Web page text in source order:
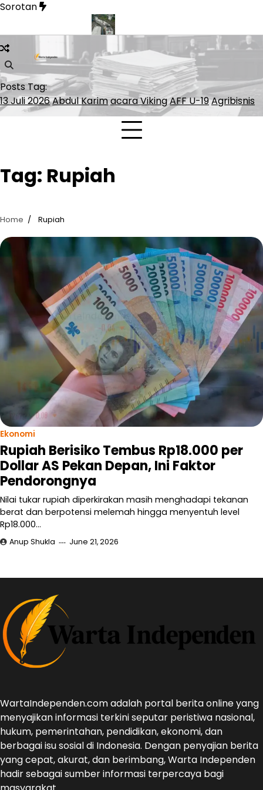
Skip
content
Sorotan
serta Hilirisasi KAI Daop 6 Tangani 1.075 Barang
Posts Tag:
13 Juli 2026Abdul Karimacara VikingAFF U-19Agribisnis
Tag: Rupiah
Home Rupiah
Ekonomi
Rupiah Berisiko Tembus Rp18.000 per
Dollar AS Pekan Depan, Ini Faktor
Pendorongnya
Nilai tukar rupiah diperkirakan masih menghadapi tekanan
berat dan berpotensi melemah hingga menyentuh level
Rp18.000…
Anup Shukla June 21, 2026
WartaIndependen.com adalah portal berita online yang
menyajikan informasi terkini seputar peristiwa nasional,
hukum, pemerintahan, pendidikan, ekonomi, dan
berbagai isu sosial di Indonesia. Dengan penyajian berita
yang cepat, akurat, dan berimbang, Warta Independen
hadir sebagai sumber informasi terpercaya bagi